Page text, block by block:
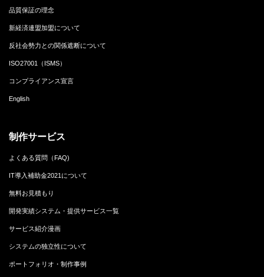
品質保証の理念
新経済連盟加盟について
反社会勢力との関係遮断について
ISO27001（ISMS）
コンプライアンス宣言
English
制作サービス
よくある質問（FAQ)
IT導入補助金2021について
無料お見積もり
開発実績システム・提供サービス一覧
サービス紹介漫画
システムの独立性について
ポートフォリオ・制作事例